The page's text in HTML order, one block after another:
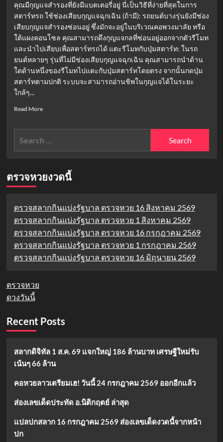
คุณมีกุญแจสำรองที่ยังมีแบตเตอรี่อยู่ นี่เป็นวิธีที่ง่ายที่สุดในการ
สตาร์ทรถ ใช้ช่องเสียบกุญแจฉุกเฉิน (ถ้ามี): รถยนต์บางรุ่นยังมีช่อง
เสียบกุญแจสำรองซ่อนอยู่ ซึ่งมักจะอยู่ในบริเวณคอพวงมาลัย หรือ
ใต้แผงคอนโซล คุณสามารถดึงกุญแจกลที่ซ่อนอยู่ออกจากตัวรีโมท
และนำไปเสียบเพื่อสตาร์ทรถได้ แตะรีโมทกับปุ่มสตาร์ท: ในรถ
ยนต์หลายๆ รุ่นที่ไม่มีช่องเสียบกุญแจฉุกเฉิน คุณสามารถนำด้าน
ใดด้านหนึ่งของรีโมทไปแตะกับปุ่มสตาร์ทโดยตรง จากนั้นกดปุ่ม
สตาร์ทตามปกติ ระบบจะสามารถอ่านชิพในกุญแจได้ในระยะ
ใกล้ๆ...
Read MoreRead
รถ
สตาร์ท
ได้!
ที่
คุณ
ต้อง
ตรวจหวยงวดนี้
ตรวจสลากกินแบ่งรัฐบาล ตรวจหวย 16 สิงหาคม 2569
ตรวจสลากกินแบ่งรัฐบาล ตรวจหวย 1 สิงหาคม 2569
ตรวจสลากกินแบ่งรัฐบาล ตรวจหวย 16 กรกฎาคม 2569
ตรวจสลากกินแบ่งรัฐบาล ตรวจหวย 1 กรกฎาคม 2569
ตรวจสลากกินแบ่งรัฐบาล ตรวจหวย 16 มิถุนายน 2569
ตรวจหวย
ดวงวันนี้
Recent Posts
สลากดิจิทัล 1 ส.ค. 69 แจกใหญ่ 186 ล้านบาท เศรษฐีใหม่รับ
เน้นๆ 66 ล้าน
คอหวยลาวเตรียมเฮ! วันนี้ 24 กรกฎาคม 2569 ออกอีกแล้ว
ส่องเลขเด็ดประทัด อ.นิติกฤตย์ ล่าสุด
แปลปกสลาก 16 กรกฎาคม 2569 ส่องเลขเด็ดงวดนี้จากหน้า
ปก